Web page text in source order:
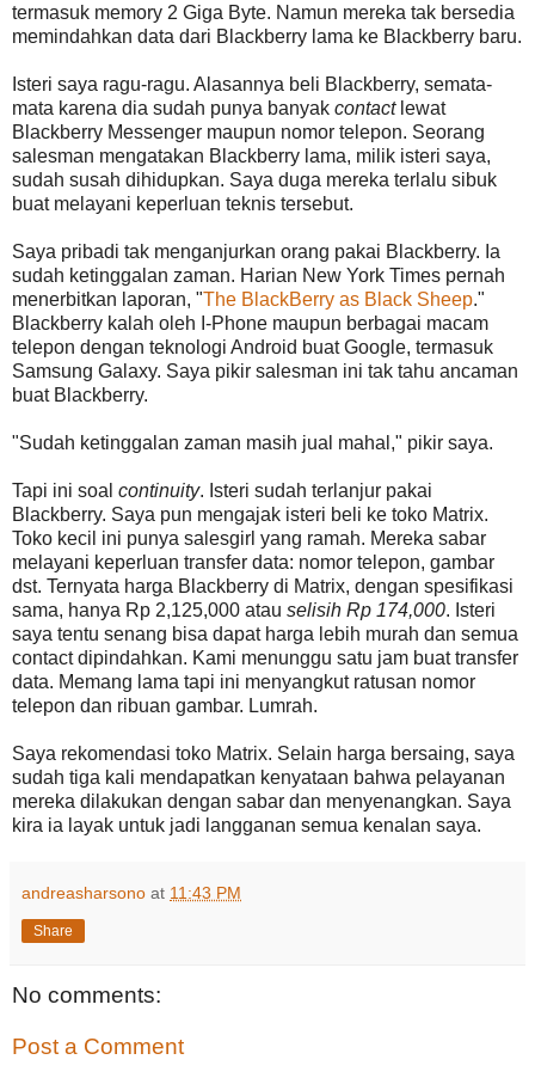
termasuk memory 2 Giga Byte. Namun mereka tak bersedia
memindahkan data dari Blackberry lama ke Blackberry baru.
Isteri saya ragu-ragu. Alasannya beli Blackberry, semata-
mata karena dia sudah punya banyak contactlewat
Blackberry Messenger maupun nomor telepon. Seorang
salesman mengatakan Blackberry lama, milik isteri saya,
sudah susah dihidupkan. Saya duga mereka terlalu sibuk
buat melayani keperluan teknis tersebut.
Saya pribadi tak menganjurkan orang pakai Blackberry. Ia
sudah ketinggalan zaman. Harian New York Times pernah
menerbitkan laporan, "The BlackBerry as Black Sheep."
Blackberry kalah oleh I-Phone maupun berbagai macam
telepon dengan teknologi Android buat Google, termasuk
Samsung Galaxy. Saya pikir salesman ini tak tahu ancaman
buat Blackberry.
"Sudah ketinggalan zaman masih jual mahal," pikir saya.
Tapi ini soal continuity. Isteri sudah terlanjur pakai
Blackberry. Saya pun mengajak isteri beli ke toko Matrix.
Toko kecil ini punya salesgirl yang ramah. Mereka sabar
melayani keperluan transfer data: nomor telepon, gambar
dst. Ternyata harga Blackberry di Matrix, dengan spesifikasi
sama, hanya Rp 2,125,000 atau selisih Rp 174,000. Isteri
saya tentu senang bisa dapat harga lebih murah dan semua
contact dipindahkan. Kami menunggu satu jam buat transfer
data. Memang lama tapi ini menyangkut ratusan nomor
telepon dan ribuan gambar. Lumrah.
Saya rekomendasi toko Matrix. Selain harga bersaing, saya
sudah tiga kali mendapatkan kenyataan bahwa pelayanan
mereka dilakukan dengan sabar dan menyenangkan. Saya
kira ia layak untuk jadi langganan semua kenalan saya.
andreasharsono at 11:43 PM
Share
No comments:
Post a Comment